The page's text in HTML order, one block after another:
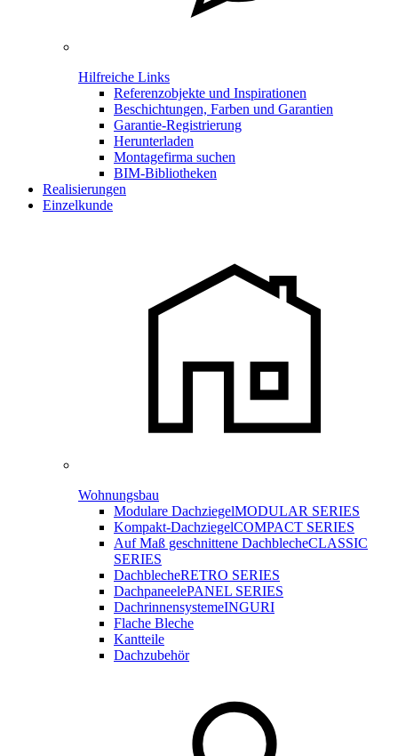
Hilfreiche Links
Referenzobjekte und Inspirationen
Beschichtungen, Farben und Garantien
Garantie-Registrierung
Herunterladen
Montagefirma suchen
BIM-Bibliotheken
Realisierungen
Einzelkunde
Wohnungsbau
Modulare DachziegelMODULAR SERIES
Kompakt-DachziegelCOMPACT SERIES
Auf Maß geschnittene DachblecheCLASSIC
SERIES
DachblecheRETRO SERIES
DachpaneelePANEL SERIES
DachrinnensystemeINGURI
Flache Bleche
Kantteile
Dachzubehör